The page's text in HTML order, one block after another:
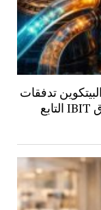
تدفقات
بقيمة 358 مليون دولار، حيث قاد صندوق IBIT التابع